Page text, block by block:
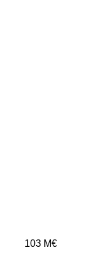
103 M€